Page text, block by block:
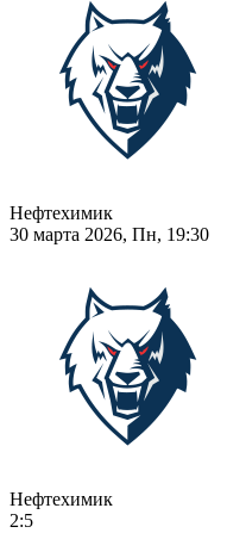
Нефтехимик
30 марта 2026, Пн, 19:30
Нефтехимик
2:5